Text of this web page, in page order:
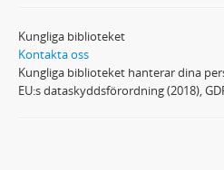
Kungliga biblioteket
Kontakta oss
Kungliga biblioteket hanterar dina
EU:s dataskyddsförordning (2018),